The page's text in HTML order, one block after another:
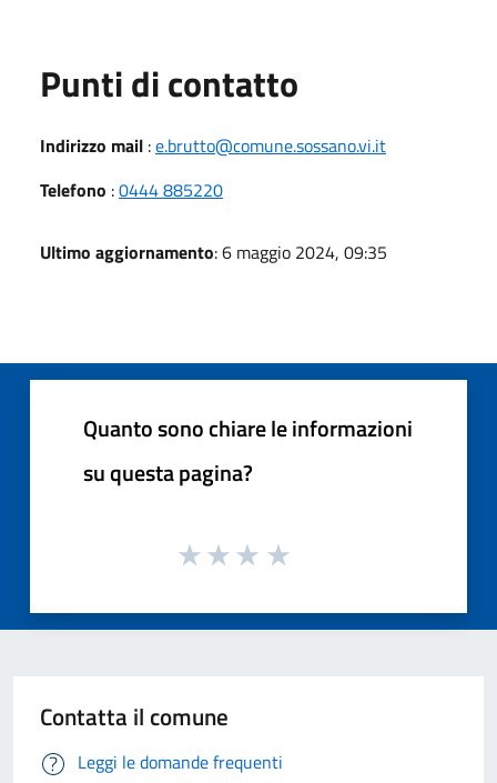
Punti di contatto
Indirizzo mail :e.brutto@comune.sossano.vi.it
Telefono :0444 885220
Ultimo aggiornamento: 6 maggio 2024, 09:35
Quanto sono chiare le informazioni
su questa pagina?
Contatta il comune
Leggi le domande frequenti